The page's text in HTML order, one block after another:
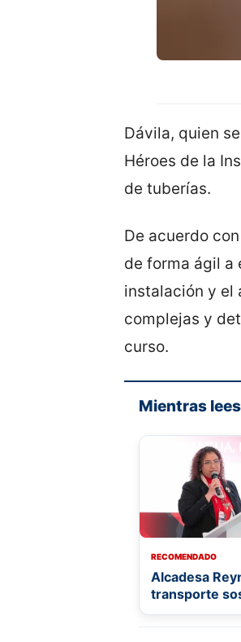
Dávila, quien
Héroes de la
de tuberías.
De acuerdo
de forma ágil a
instalación y el
complejas y
curso.
Mientras
RECOMENDADO
Alcadesa
transporte